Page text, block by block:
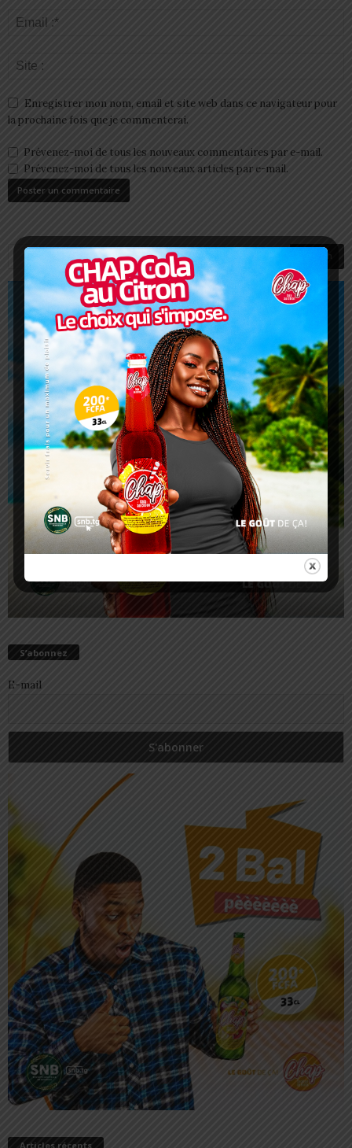
Enregistrer mon nom, email et site web dans ce navigateur pour
la prochaine fois que je commenterai.
Prévenez-moi de tous les nouveaux commentaires par e-mail.
Prévenez-moi de tous les nouveaux articles par e-mail.
S’abonnez
E-mail
Articles récents